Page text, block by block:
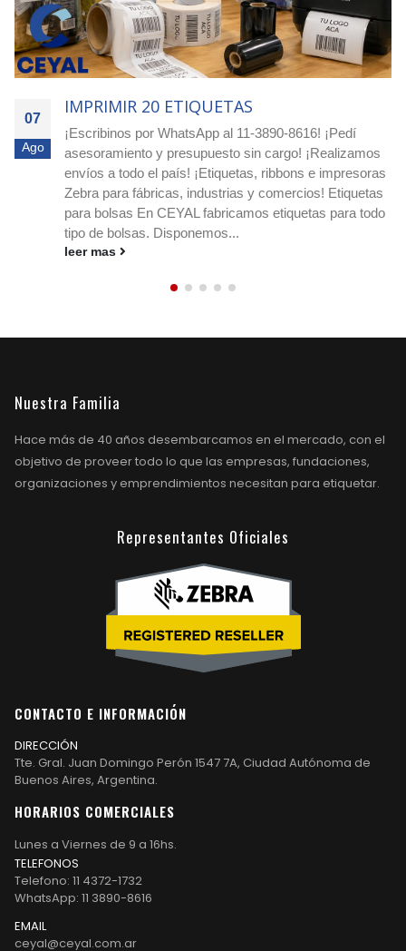
11-3890-8616! ¡Pedí
sin cargo! ¡Realizamos
ribbons e impresoras
y comercios! Etiquetas
etiquetas para todo
Ago
IMPRIMIR 1250
Ordená hoy - Argentina!
Dietéticas / Fruterías /
circulares blancas o
productos! Si buscás
impresas, ¡en Ceyal
negocio!...
Nuestra Familia
Hace más de 40 años desembarcamos en el mercado, con el
objetivo de proveer todo lo que las empresas, fundaciones,
organizaciones y emprendimientos necesitan para etiquetar.
Representantes Oficiales
CONTACTO E INFORMACIÓN
DIRECCIÓN
Tte. Gral. Juan Domingo Perón 1547 7A, Ciudad Autónoma de
Buenos Aires, Argentina.
HORARIOS COMERCIALES
Lunes a Viernes de 9 a 16hs.
TELEFONOS
Telefono: 11 4372-1732
WhatsApp: 11 3890-8616
EMAIL
ceyal@ceyal.com.ar